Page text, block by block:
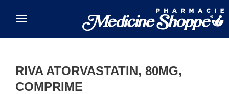
RIVA ATORVASTATIN, 80MG,
COMPRIME